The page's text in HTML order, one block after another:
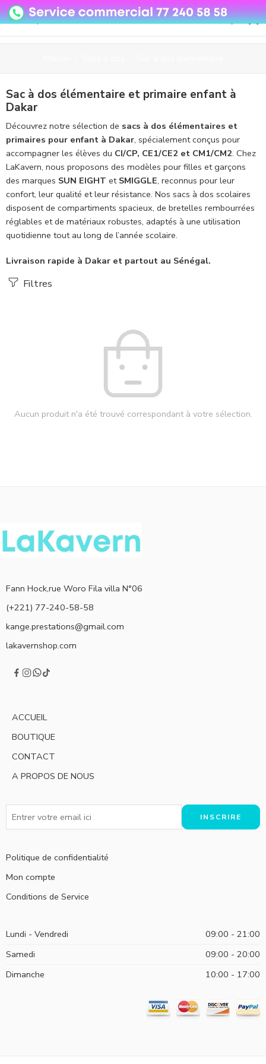
08o35epzeyex8vmjn04i2j4algz26o
Sac à dos élémentaire et primaire enfant à
Dakar
Découvrez notre sélection de sacs à dos élémentaires et
primaires pour enfant à Dakar, spécialement conçus pour
accompagner les élèves du CI/CP, CE1/CE2 et CM1/CM2. Chez
LaKavern, nous proposons des modèles pour filles et garçons
des marques SUN EIGHT et SMIGGLE, reconnus pour leur
confort, leur qualité et leur résistance. Nos sacs à dos scolaires
disposent de compartiments spacieux, de bretelles rembourrées
réglables et de matériaux robustes, adaptés à une utilisation
quotidienne tout au long de l’année scolaire.
Livraison rapide à Dakar et partout au Sénégal.
Filtres
Aucun produit n'a été trouvé correspondant à votre sélection.
Fann Hock,rue Woro Fila villa N°06
(+221) 77-240-58-58
kange.prestations@gmail.com
lakavernshop.com
ACCUEIL
BOUTIQUE
CONTACT
A PROPOS DE NOUS
Politique de confidentialité
Mon compte
Conditions de Service
Lundi - Vendredi
09:00 - 21:00
Samedi
09:00 - 20:00
Dimanche
10:00 - 17:00